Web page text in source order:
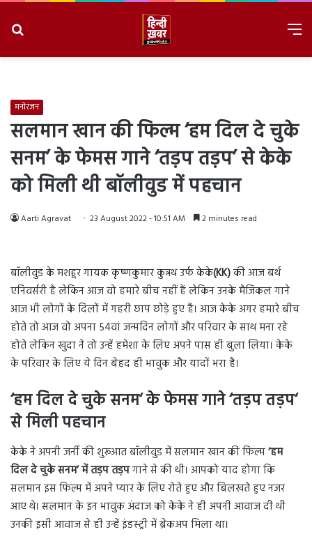
मनोरंजन
सलमान खान की फिल्म ‘हम दिल दे चुके
सनम’ के फेमस गाने ‘तड़प तड़प’ से केके
को मिली थी बॉलीवुड में पहचान
Aarti Agravat 23 August 2022 - 10:51 AM 2 minutes read
बॉलीवुड के मशहूर गायक कृष्णकुमार कुन्नथ उर्फ केके(KK)की आज बर्थ
एनिवर्सरी है लेकिन आज वो हमारे बीच नहीं हैं लेकिन उनके मैजिकल गाने
आज भी लोगों के दिलों में गहरी छाप छोड़े हुए हैं। आज केके अगर हमारे बीच
होते तो आज वो अपना 54वां जन्मदिन लोगों और परिवार के साथ मना रहे
होते लेकिन खुदा ने तो उन्हें हमेशा के लिए अपने पास ही बुला लिया। केके
के परिवार के लिए ये दिन बेहद ही भावुक और यादों भरा है।
‘हम दिल दे चुके सनम‘के फेमस गाने‘तड़प तड़प‘
से मिली पहचान
केके ने अपनी जर्नी की शुरूआत बॉलीवुड में सलमान खान की फिल्म‘हम
दिल दे चुके सनम’ में तड़प तड़पगाने से की थी। आपको याद होगा कि
सलमान इस फिल्म में अपने प्यार के लिए रोते हुए और बिलखते हुए नजर
आए थे। सलमान के इन भावुक अंदाज को केके ने ही अपनी आवाज दी थी
उनकी इसी आवाज से ही उन्हें इंडस्ट्री में ब्रेकअप मिला था।